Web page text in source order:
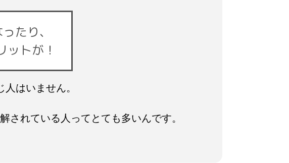
たり、
トが！
はいません。
されている人ってとても多いんです。